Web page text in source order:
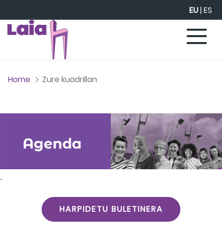
EU|ES
Home Zure kuadrillan
HARPIDETU BULETINERA